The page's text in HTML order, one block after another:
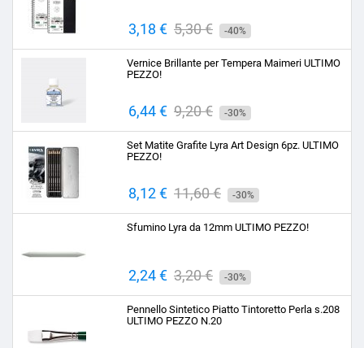
Prezzo
3,18 € Prezzo
base
5,30 € -40%
Vernice Brillante per Tempera Maimeri ULTIMO
PEZZO!
Prezzo
6,44 € Prezzo
base
9,20 € -30%
Set Matite Grafite Lyra Art Design 6pz. ULTIMO
PEZZO!
Prezzo
8,12 € Prezzo
base
11,60 € -30%
Sfumino Lyra da 12mm ULTIMO PEZZO!
Prezzo
2,24 € Prezzo
base
3,20 € -30%
Pennello Sintetico Piatto Tintoretto Perla s.208
ULTIMO PEZZO N.20